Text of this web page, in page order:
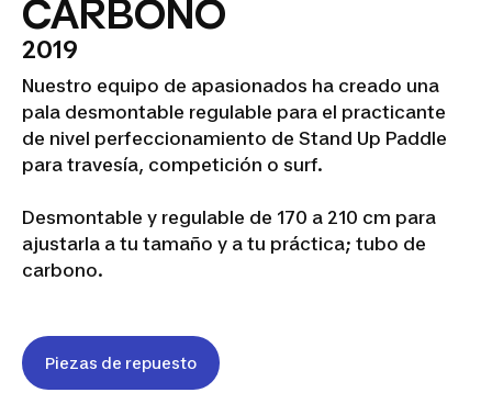
CARBONO
2019
Nuestro equipo de apasionados ha creado una
pala desmontable regulable para el practicante
de nivel perfeccionamiento de Stand Up Paddle
para travesía, competición o surf.
Desmontable y regulable de 170 a 210 cm para
ajustarla a tu tamaño y a tu práctica; tubo de
carbono.
Piezas de repuesto